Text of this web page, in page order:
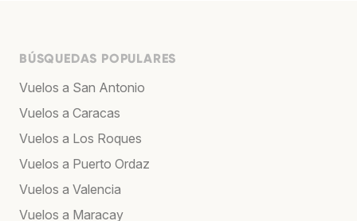
BÚSQUEDAS POPULARES
Vuelos a San Antonio
Vuelos a Caracas
Vuelos a Los Roques
Vuelos a Puerto Ordaz
Vuelos a Valencia
Vuelos a Maracay